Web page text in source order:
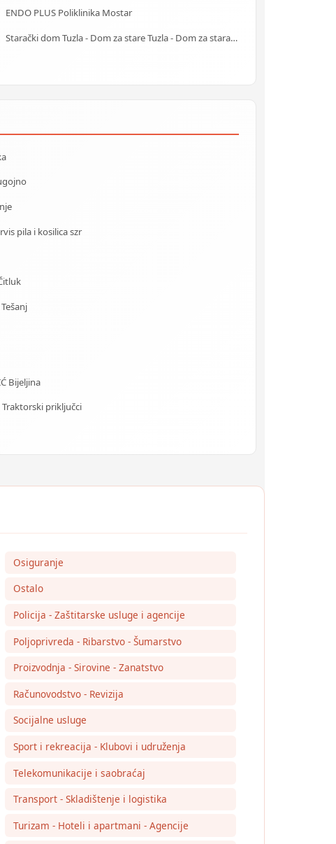
ENDO PLUS Poliklinika Mostar
Starački dom Tuzla - Dom za stare Tuzla - Dom za stara lica Tuzla
pila i kosilica szr
Bijeljina
priključci
Osiguranje
Ostalo
Policija - Zaštitarske usluge i agencije
Poljoprivreda - Ribarstvo - Šumarstvo
Proizvodnja - Sirovine - Zanatstvo
Računovodstvo - Revizija
Socijalne usluge
Sport i rekreacija - Klubovi i udruženja
Telekomunikacije i saobraćaj
Transport - Skladištenje i logistika
Turizam - Hoteli i apartmani - Agencije